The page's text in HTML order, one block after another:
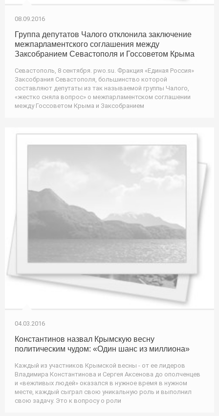
08.09.2016
Группа депутатов Чалого отклонила заключение
межпарламентского соглашения между
Заксобранием Севастополя и Госсоветом Крыма
Севастополь, 8 сентября. pwo.su. Фракция «Единая Россия»
Заксобрания Севастополя, большинство которой
составляют депутаты из так называемой группы Чалого,
«жестко сняла вопрос» о межпарламентском соглашении
между Госсоветом Крыма и Заксобранием
04.03.2016
Константинов назвал Крымскую весну
политическим чудом: «Один шанс из миллиона»
Каждый из участников Крымской весны - от ее лидеров
Владимира Константинова и Сергея Аксенова до ополченцев
и «вежливых людей» оказался в нужное время в нужном
месте, каждый сыграл свою уникальную роль и выполнил
свою задачу. Это к вопросу о роли